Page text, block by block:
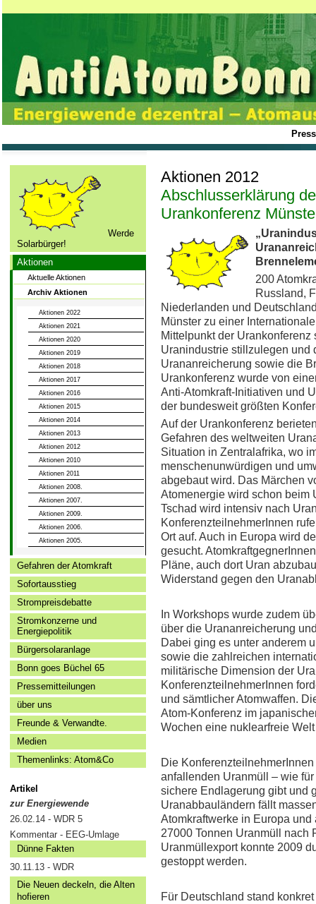
Werde
Solarbürger!
Aktionen
Aktuelle Aktionen
Archiv Aktionen
Aktionen 2022
Aktionen 2021
Aktionen 2020
Aktionen 2019
Aktionen 2018
Aktionen 2017
Aktionen 2016
Aktionen 2015
Aktionen 2014
Aktionen 2013
Aktionen 2012
Aktionen 2010
Aktionen 2011
Aktionen 2008.
Aktionen 2007.
Aktionen 2009.
Aktionen 2006.
Aktionen 2005.
Gefahren der Atomkraft
Sofortausstieg
Strompreisdebatte
Stromkonzerne und
Energiepolitik
Bürgersolaranlage
Bonn goes Büchel 65
Pressemitteilungen
über uns
Freunde & Verwandte.
Medien
Themenlinks: Atom&Co
Artikel
zur Energiewende
26.02.14 - WDR 5
Kommentar - EEG-Umlage
Dünne Fakten
30.11.13 - WDR
Die Neuen deckeln, die Alten
hofieren
Aktionen 2012
Abschlusserklärung
Urankonferenz
200
Russland,
Niederlanden und
Münster zu einer
Mittelpunkt der
Uranindustrie stillzulegen und
Urananreicherung sowie die
Urankonferenz wurde von
Anti-Atomkraft-Initiativen und
der bundesweit größten
Auf der Urankonferenz
Gefahren des weltweiten
Situation in Zentralafrika, wo
menschenunwürdigen und
abgebaut wird. Das Märchen
Atomenergie wird schon beim
Tschad wird intensiv nach
KonferenzteilnehmerInnen
Ort auf. Auch in Europa wird
gesucht.
Pläne, auch dort Uran
Widerstand gegen den
In Workshops wurde zudem
über die Urananreicherung
Dabei ging es unter anderem
sowie die zahlreichen
militärische Dimension der
KonferenzteilnehmerInnen
und sämtlicher Atomwaffen.
Atom-Konferenz im
Wochen eine nuklearfreie
Die
anfallenden Uranmüll – wie
sichere Endlagerung gibt und
Uranabbauländern fällt
Atomkraftwerke in Europa
27000 Tonnen Uranmüll nach
Uranmüllexport konnte 2009
gestoppt werden.
Für Deutschland stand